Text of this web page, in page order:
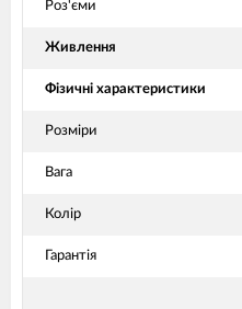
Роз'єми
Живлення
Фізичні характеристики
Розміри
Вага
Колір
Гарантія